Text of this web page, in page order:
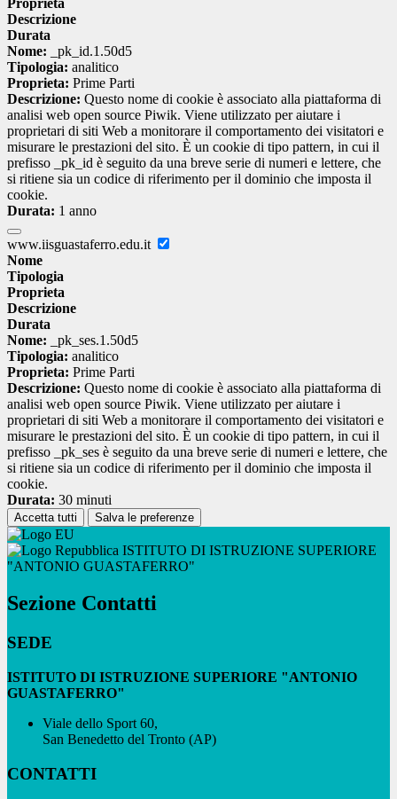
Descrizione
Durata
Nome: _pk_id.1.50d5
Tipologia: analitico
Proprieta: Prime Parti
Descrizione: Questo nome di cookie è associato alla piattaforma di
analisi web open source Piwik. Viene utilizzato per aiutare i
proprietari di siti Web a monitorare il comportamento dei visitatori e
misurare le prestazioni del sito. È un cookie di tipo pattern, in cui il
prefisso _pk_id è seguito da una breve serie di numeri e lettere, che
si ritiene sia un codice di riferimento per il dominio che imposta il
cookie.
Durata: 1 anno
www.iisguastaferro.edu.it
Nome
Tipologia
Proprieta
Descrizione
Durata
Nome: _pk_ses.1.50d5
Tipologia: analitico
Proprieta: Prime Parti
Descrizione: Questo nome di cookie è associato alla piattaforma di
analisi web open source Piwik. Viene utilizzato per aiutare i
proprietari di siti Web a monitorare il comportamento dei visitatori e
misurare le prestazioni del sito. È un cookie di tipo pattern, in cui il
prefisso _pk_ses è seguito da una breve serie di numeri e lettere, che
si ritiene sia un codice di riferimento per il dominio che imposta il
cookie.
Durata: 30 minuti
Accetta tutti Salva le preferenze
ISTITUTO DI ISTRUZIONE SUPERIORE
"ANTONIO GUASTAFERRO"
Sezione Contatti
SEDE
ISTITUTO DI ISTRUZIONE SUPERIORE "ANTONIO
GUASTAFERRO"
Viale dello Sport 60,
San Benedetto del Tronto (AP)
CONTATTI